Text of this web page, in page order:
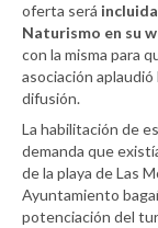
oferta será
Naturismo en su
con la misma para
asociación
difusión.
La habilitación de
demanda que
de la playa de Las
Ayuntamiento
potenciación del